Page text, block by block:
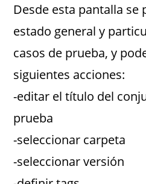
Desde esta pantalla se
estado general y
casos de prueba, y
siguientes acciones:
-editar el título del
prueba
-seleccionar carpeta
-seleccionar versión